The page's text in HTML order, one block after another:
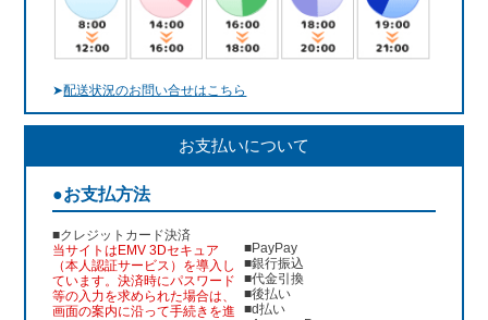
➤配送状況のお問い合せはこちら
お支払いについて
●お支払方法
■クレジットカード決済
当サイトはEMV 3Dセキュア
（本人認証サービス）を導入し
ています。決済時にパスワード
等の入力を求められた場合は、
画面の案内に沿って手続きを進
■PayPay
■銀行振込
■代金引換
■後払い
■d払い